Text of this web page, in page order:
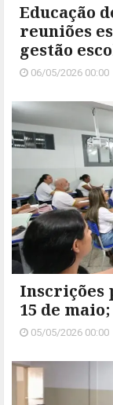
Educação
reuniões
gestão
06/05/2026 00:00
Inscrições
15 de
05/05/2026 00:00